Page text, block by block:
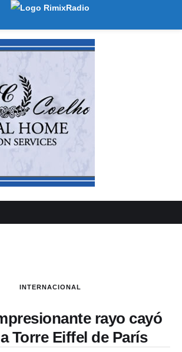
INTERNACIONAL
rayo cayó
Torre Eiffel de París